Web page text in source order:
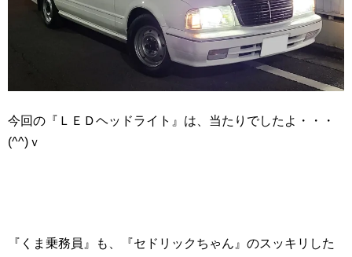
今回の『ＬＥＤヘッドライト』は、当たりでしたよ・・・
(^^)ｖ
『くま乗務員』も、『セドリックちゃん』のスッキリした